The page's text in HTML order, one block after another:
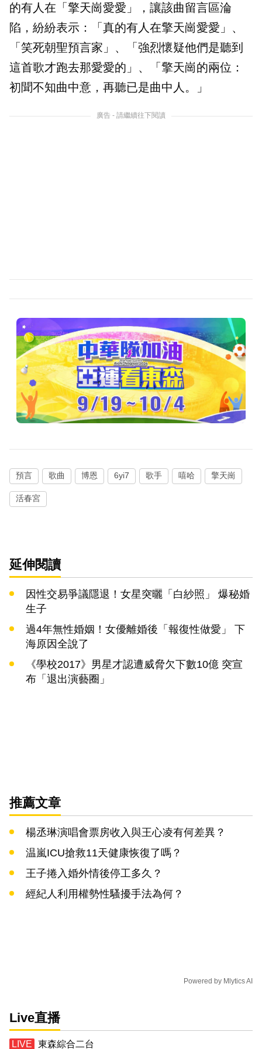
的有人在「擎天崗愛愛」，讓該曲留言區淪
陷，紛紛表示：「真的有人在擎天崗愛愛」、
「笑死朝聖預言家」、「強烈懷疑他們是聽到
這首歌才跑去那愛愛的」、「擎天崗的兩位：
初聞不知曲中意，再聽已是曲中人。」
廣告 - 請繼續往下閱讀
預言 歌曲 博恩 6yi7 歌手 嘻哈 擎天崗
活春宮
延伸閱讀
因性交易爭議隱退！女星突曬「白紗照」 爆秘婚
生子
過4年無性婚姻！女優離婚後「報復性做愛」 下
海原因全說了
《學校2017》男星才認遭威脅欠下數10億 突宣
布「退出演藝圈」
推薦文章
楊丞琳演唱會票房收入與王心凌有何差異？
温嵐ICU搶救11天健康恢復了嗎？
王子捲入婚外情後停工多久？
經紀人利用權勢性騷擾手法為何？
Powered by Mlytics AI
Live直播
東森綜合二台